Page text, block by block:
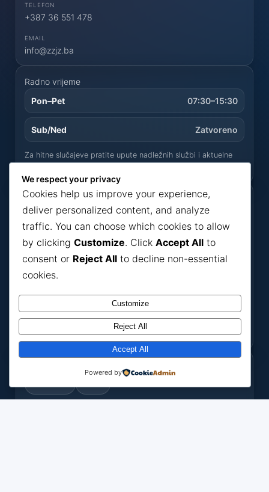
TELEFON
+387 36 551 478
EMAIL
info@zzjz.ba
Radno vrijeme
Pon–Pet
07:30–15:30
Sub/Ned Zatvoreno
Za hitne slučajeve pratite upute nadležnih službi i aktuelne
Mapa stranice
Početna
Usluge
Odluke
Konkursi
Novosti
Kontakt
We respect your privacy
Cookies help us improve your experience,
deliver personalized content, and analyze
traffic. You can choose which cookies to allow
by clicking Customize. Click Accept All to
consent or Reject All to decline non-essential
cookies.
Customize
Reject All
Accept All
Powered by